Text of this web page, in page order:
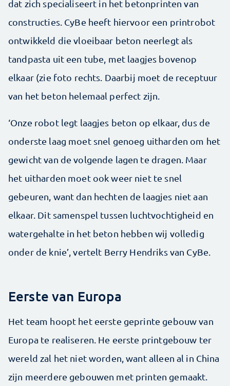
dat zich specialiseert in het betonprinten van
constructies. CyBe heeft hiervoor een printrobot
ontwikkeld die vloeibaar beton neerlegt als
tandpasta uit een tube, met laagjes bovenop
elkaar (zie foto rechts. Daarbij moet de receptuur
van het beton helemaal perfect zijn.
‘Onze robot legt laagjes beton op elkaar, dus de
onderste laag moet snel genoeg uitharden om het
gewicht van de volgende lagen te dragen. Maar
het uitharden moet ook weer niet te snel
gebeuren, want dan hechten de laagjes niet aan
elkaar. Dit samenspel tussen luchtvochtigheid en
watergehalte in het beton hebben wij volledig
onder de knie’, vertelt Berry Hendriks van CyBe.
Eerste van Europa
Het team hoopt het eerste geprinte gebouw van
Europa te realiseren. He eerste printgebouw ter
wereld zal het niet worden, want alleen al in China
zijn meerdere gebouwen met printen gemaakt.